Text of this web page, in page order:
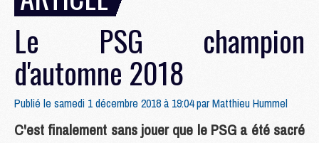
Le PSG champion
d'automne 2018
Publié le samedi 1 décembre 2018 à 19:04 parMatthieu Hummel
C'est finalement sans jouer que le PSG a été sacré